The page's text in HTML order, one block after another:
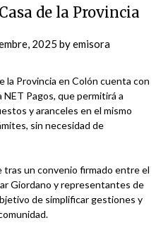
de la Provincia
2025 byemisora
la Provincia en Colón cuenta con
Pagos, que permitirá a
y aranceles en el mismo
sin necesidad de
tras un convenio firmado entre el
Giordano y representantes de
de simplificar gestiones y